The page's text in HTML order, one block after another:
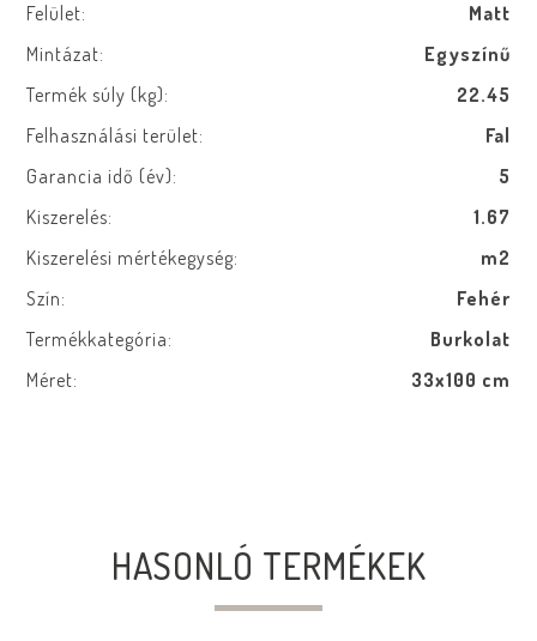
Felület:
Matt
Mintázat:
Egyszínű
Termék súly (kg):
22.45
Felhasználási terület:
Fal
Garancia idő (év):
5
Kiszerelés:
1.67
Kiszerelési mértékegység:
m2
Szín:
Fehér
Termékkategória:
Burkolat
Méret:
33x100 cm
HASONLÓ TERMÉKEK